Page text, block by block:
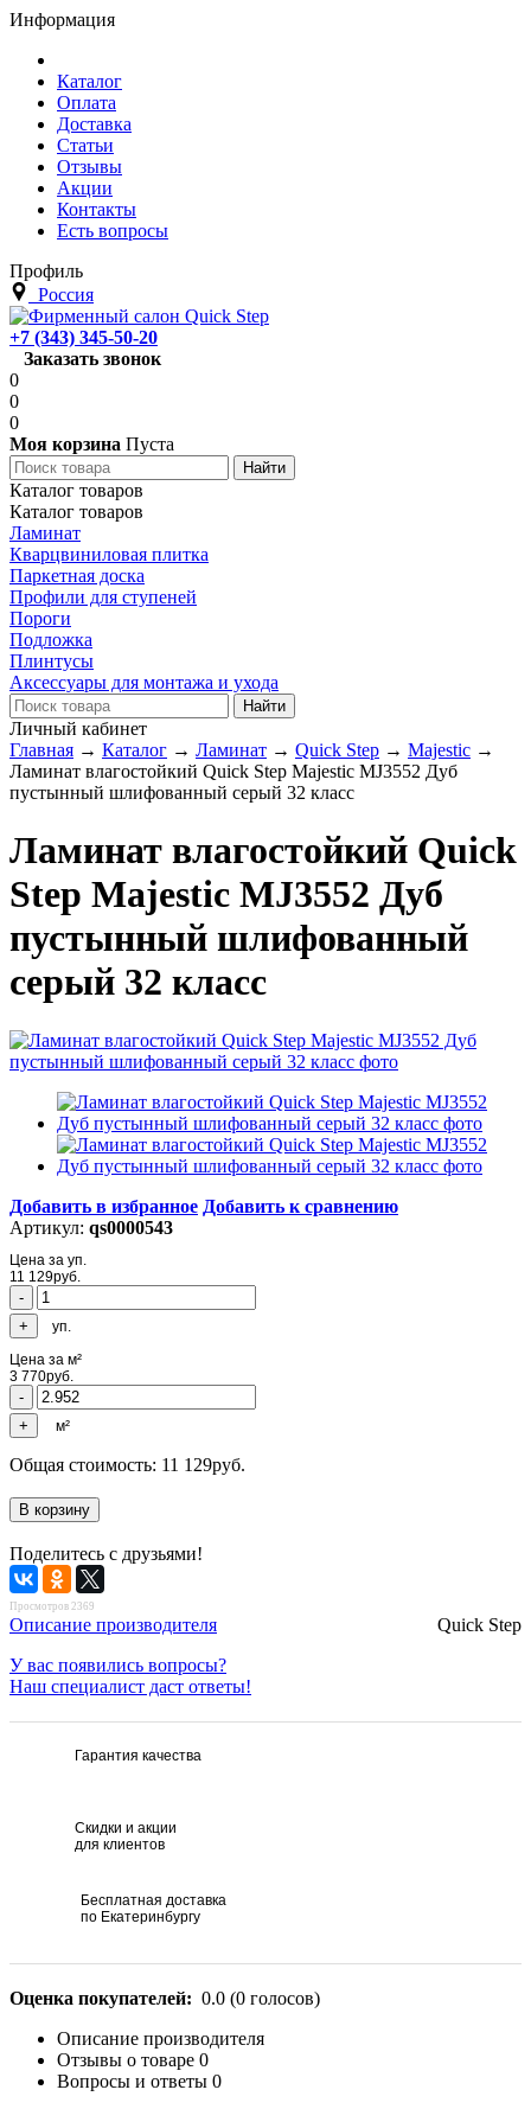
Информация
Каталог
Оплата
Доставка
Статьи
Отзывы
Акции
Контакты
Есть вопросы
Профиль
Россия
+7 (343) 345-50-20
Заказать звонок
0
0
0
Моя корзина Пуста
Каталог товаров
Каталог товаров
Ламинат
Кварцвиниловая плитка
Паркетная доска
Профили для ступеней
Пороги
Подложка
Плинтусы
Аксессуары для монтажа и ухода
Личный кабинет
Главная → Каталог → Ламинат → Quick Step → Majestic →
Ламинат влагостойкий Quick Step Majestic MJ3552 Дуб
пустынный шлифованный серый 32 класс
Ламинат влагостойкий Quick
Step Majestic MJ3552 Дуб
пустынный шлифованный
серый 32 класс
Добавить в избранное Добавить к сравнению
Артикул: qs0000543
Цена за уп.
11 129руб.
уп.
Цена за м²
3 770руб.
м²
Общая стоимость: 11 129руб.
Поделитесь с друзьями!
Просмотров 2369
Quick Step
Описание производителя
У вас появились вопросы?
Наш специалист даст ответы!
Гарантия качества
Скидки и акции
для клиентов
Бесплатная доставка
по Екатеринбургу
Оценка покупателей: 0.0 (0 голосов)
Описание производителя
Отзывы о товаре 0
Вопросы и ответы 0